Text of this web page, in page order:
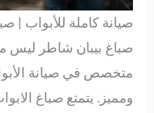
صيانة كاملة للأبواب | صباغ
صباغ بيبان شاطر ليس
متخصص في صيانة
ومميز. يتمتع صباغ